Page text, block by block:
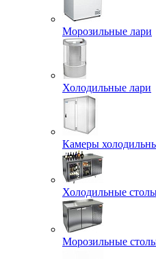
Морозильные лари
Холодильные лари
Камеры
Холодильные
Морозильные